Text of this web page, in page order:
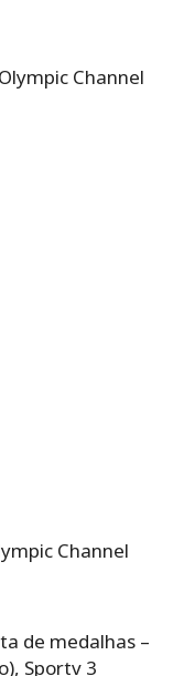
Channel
Channel
de medalhas –
Sportv 3